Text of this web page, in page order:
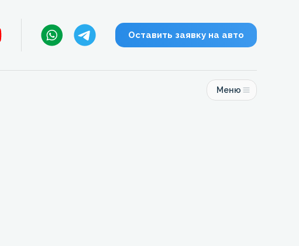
Оставить заявку на авто
Меню